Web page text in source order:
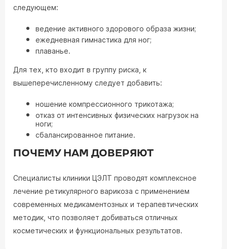
следующем:
ведение активного здорового образа жизни;
ежедневная гимнастика для ног;
плаванье.
Для тех, кто входит в группу риска, к
вышеперечисленному следует добавить:
ношение компрессионного трикотажа;
отказ от интенсивных физических нагрузок на
ноги;
сбалансированное питание.
ПОЧЕМУ НАМ ДОВЕРЯЮТ
Специалисты клиники ЦЭЛТ проводят комплексное
лечение ретикулярного варикоза с применением
современных медикаментозных и терапевтических
методик, что позволяет добиваться отличных
косметических и функциональных результатов.